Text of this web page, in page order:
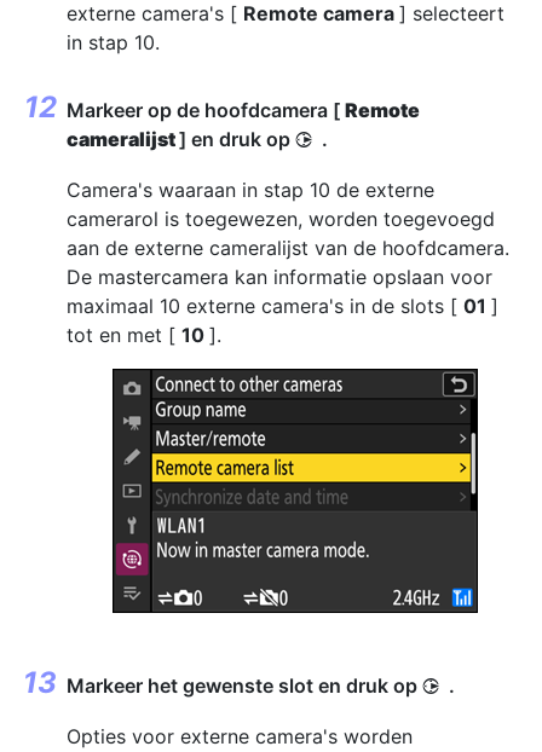
externe camera's [ Remote camera ] selecteert
in stap 10.
Markeer op de hoofdcamera [ Remote
cameralijst] en druk op 2 .
Camera's waaraan in stap 10 de externe
camerarol is toegewezen, worden toegevoegd
aan de externe cameralijst van de hoofdcamera.
De mastercamera kan informatie opslaan voor
maximaal 10 externe camera's in de slots [ 01 ]
tot en met [ 10 ].
Markeer het gewenste slot en druk op 2 .
Opties voor externe camera's worden